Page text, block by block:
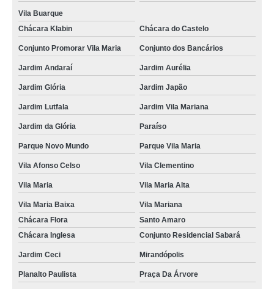
Vila Buarque
Chácara Klabin
Chácara do Castelo
Conjunto Promorar Vila Maria Conjunto dos Bancários
Jardim Andaraí Jardim Aurélia
Jardim Glória Jardim Japão
Jardim Lutfala Jardim Vila Mariana
Jardim da Glória Paraíso
Parque Novo Mundo Parque Vila Maria
Vila Afonso Celso Vila Clementino
Vila Maria Vila Maria Alta
Vila Maria Baixa
Vila Mariana
Chácara Flora
Santo Amaro
Chácara Inglesa
Conjunto Residencial Sabará
Jardim Ceci Mirandópolis
Planalto Paulista Praça Da Árvore